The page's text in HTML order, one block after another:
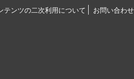
テンツの二次利用について
お問い合わせ